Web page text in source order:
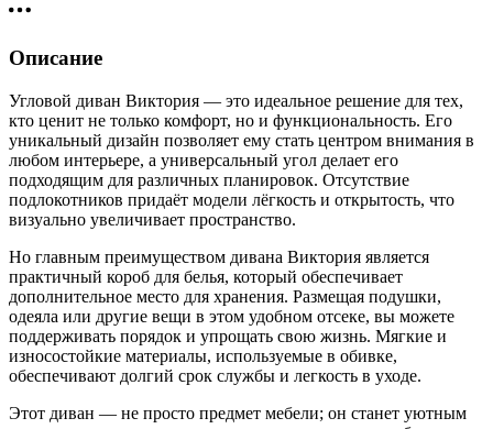
Описание
Угловой диван Виктория — это идеальное решение для тех,
кто ценит не только комфорт, но и функциональность. Его
уникальный дизайн позволяет ему стать центром внимания в
любом интерьере, а универсальный угол делает его
подходящим для различных планировок. Отсутствие
подлокотников придаёт модели лёгкость и открытость, что
визуально увеличивает пространство.
Но главным преимуществом дивана Виктория является
практичный короб для белья, который обеспечивает
дополнительное место для хранения. Размещая подушки,
одеяла или другие вещи в этом удобном отсеке, вы можете
поддерживать порядок и упрощать свою жизнь. Мягкие и
износостойкие материалы, используемые в обивке,
обеспечивают долгий срок службы и легкость в уходе.
Этот диван — не просто предмет мебели; он станет уютным